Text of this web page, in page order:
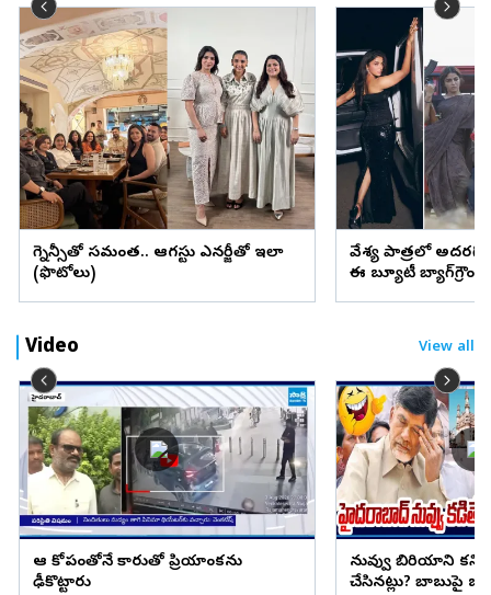
ప్రెగ్నెన్సీతో సమంత.. ఆగస్టు ఎనర్జీతో ఇలా
(ఫొటోలు)
వేశ్య పాత్రలో
ఈ బ్యూటీ
Video View all
ఆ కోపంతోనే కారుతో ప్రియాంకను
ఢీకొట్టారు
నువ్వు బిరియాని
చేసినట్లు? బాబుపై